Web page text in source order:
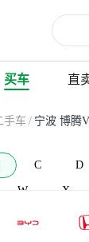
买车 直
手车 / 宁波 博腾
C D
W X